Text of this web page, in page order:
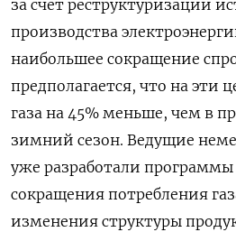
за счет реструктуризации
производства
наибольшее сокращение
предполагается, что на эти
газа на 45% меньше, чем в
зимний сезон. Ведущие
уже разработали программы
сокращения потребления
изменения структуры